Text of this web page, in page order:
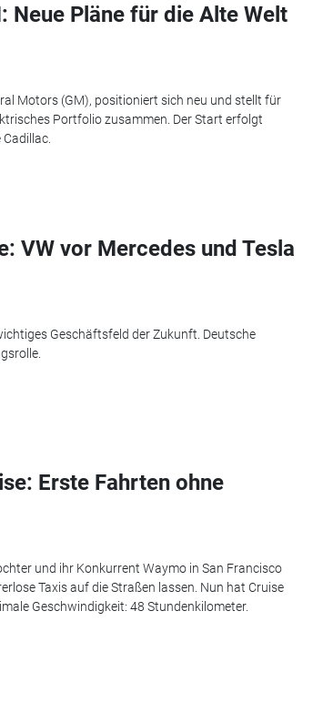
Neue Pläne für die Alte Welt
Motors (GM), positioniert sich neu und stellt für
Portfolio zusammen. Der Start erfolgt
VW vor Mercedes und Tesla
Geschäftsfeld der Zukunft. Deutsche
Erste Fahrten ohne
und ihr Konkurrent Waymo in San Francisco
Taxis auf die Straßen lassen. Nun hat Cruise
Geschwindigkeit: 48 Stundenkilometer.